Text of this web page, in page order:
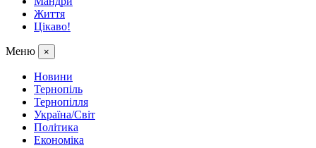
Життя
Цікаво!
Меню ×
Новини
Тернопіль
Тернопілля
Україна/Світ
Політика
Економіка